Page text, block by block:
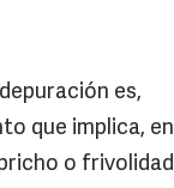
es,
que implica, en
o frivolidad